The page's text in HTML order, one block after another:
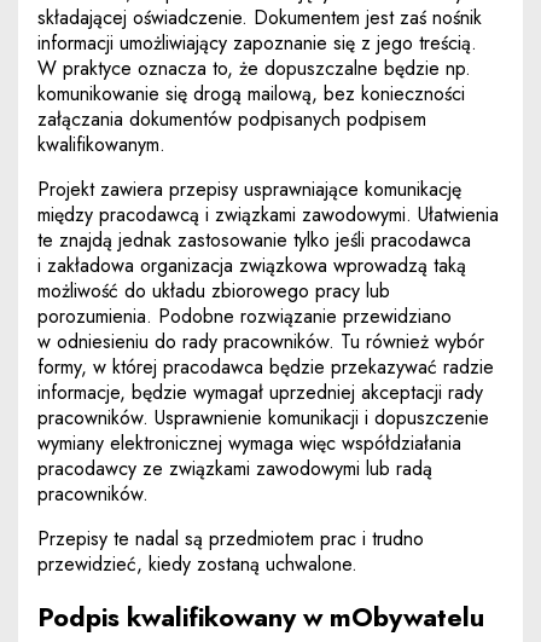
składającej oświadczenie. Dokumentem jest zaś nośnik
informacji umożliwiający zapoznanie się z jego treścią.
W praktyce oznacza to, że dopuszczalne będzie np.
komunikowanie się drogą mailową, bez konieczności
załączania dokumentów podpisanych podpisem
kwalifikowanym.
Projekt zawiera przepisy usprawniające komunikację
między pracodawcą i związkami zawodowymi. Ułatwienia
te znajdą jednak zastosowanie tylko jeśli pracodawca
i zakładowa organizacja związkowa wprowadzą taką
możliwość do układu zbiorowego pracy lub
porozumienia. Podobne rozwiązanie przewidziano
w odniesieniu do rady pracowników. Tu również wybór
formy, w której pracodawca będzie przekazywać radzie
informacje, będzie wymagał uprzedniej akceptacji rady
pracowników. Usprawnienie komunikacji i dopuszczenie
wymiany elektronicznej wymaga więc współdziałania
pracodawcy ze związkami zawodowymi lub radą
pracowników.
Przepisy te nadal są przedmiotem prac i trudno
przewidzieć, kiedy zostaną uchwalone.
Podpis kwalifikowany w mObywatelu